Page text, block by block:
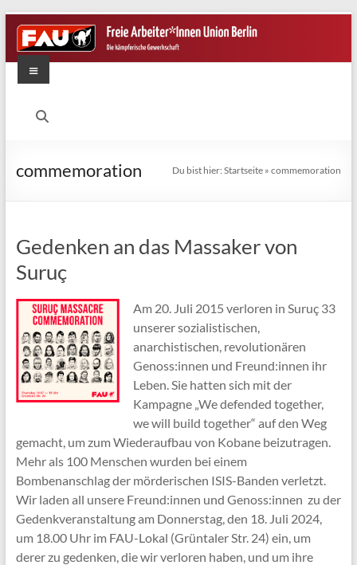
Zum
Inhalt
springen
FAU
kämpferische
Menü
commemoration Du bist hier:Startseite »commemoration
Gedenken an das Massaker von
Suruç
Am 20. Juli 2015 verloren in Suruç 33
unserer sozialistischen,
anarchistischen, revolutionären
Genoss:innen und Freund:innen ihr
Leben. Sie hatten sich mit der
Kampagne „We defended together,
we will build together“ auf den Weg
gemacht, um zum Wiederaufbau von Kobane beizutragen.
Mehr als 100 Menschen wurden bei einem
Bombenanschlag der mörderischen ISIS-Banden verletzt.
Wir laden all unsere Freund:innen und Genoss:innen zu der
Gedenkveranstaltung am Donnerstag, den 18. Juli 2024,
um 18.00 Uhr im FAU-Lokal (Grüntaler Str. 24) ein, um
derer zu gedenken, die wir verloren haben, und um ihre